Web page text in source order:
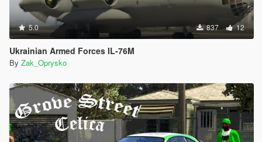
5.0 837 12
Ukrainian Armed Forces IL-76M
By Zak_Oprysko